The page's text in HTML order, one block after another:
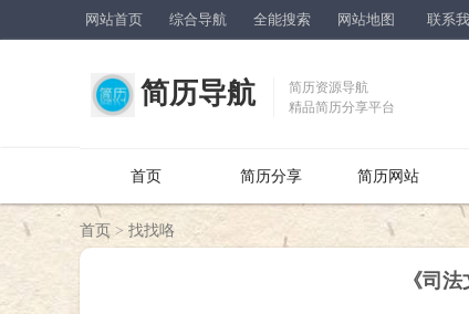
网站首页 综合导航 全能搜索 网站地图 联系
简历导航
简历资源导航
精品简历分享平台
首页 简历分享 简历网站
首页 > 找找咯
《司